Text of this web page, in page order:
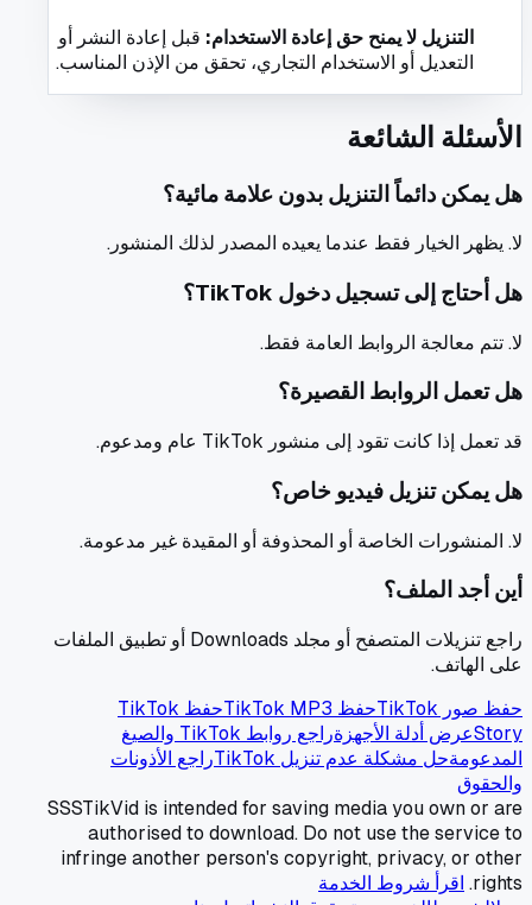
التنزيل لا يمنح حق إعادة الاستخدام: قبل إعادة النشر أو
التعديل أو الاستخدام التجاري، تحقق من الإذن المناسب.
الأسئلة الشائعة
هل يمكن دائماً التنزيل بدون علامة مائية؟
لا. يظهر الخيار فقط عندما يعيده المصدر لذلك المنشور.
هل أحتاج إلى تسجيل دخول TikTok؟
لا. تتم معالجة الروابط العامة فقط.
هل تعمل الروابط القصيرة؟
قد تعمل إذا كانت تقود إلى منشور TikTok عام ومدعوم.
هل يمكن تنزيل فيديو خاص؟
لا. المنشورات الخاصة أو المحذوفة أو المقيدة غير مدعومة.
أين أجد الملف؟
راجع تنزيلات المتصفح أو مجلد Downloads أو تطبيق الملفات
على الهاتف.
حفظ صور TikTok
حفظ TikTok MP3
حفظ TikTok
Storyعرض أدلة الأجهزة
راجع روابط TikTok والصيغ
المدعومةحل مشكلة عدم تنزيل TikTok
راجع الأذونات
والحقوق
SSSTikVid is intended for saving media you own or are
authorised to download. Do not use the service to
infringe another person's copyright, privacy, or other
rights. اقرأ شروط الخدمة